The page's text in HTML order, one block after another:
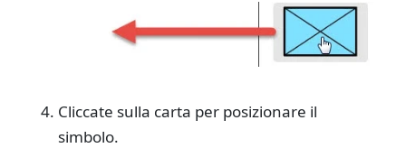
Cliccate sulla carta per posizionare il
simbolo.